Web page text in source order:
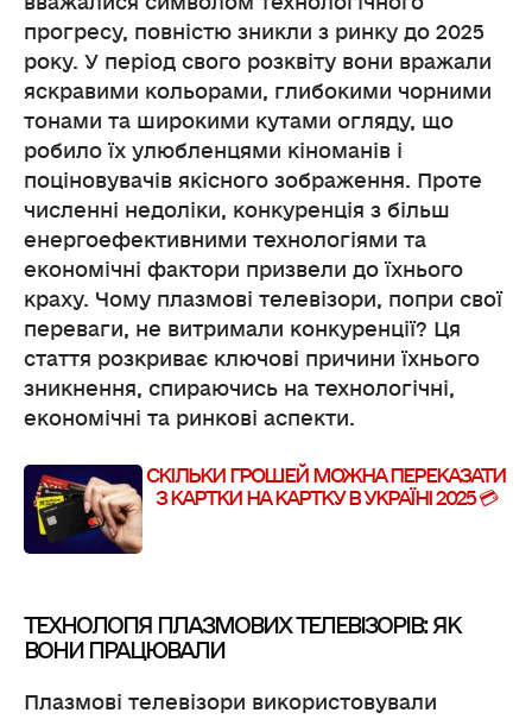
прогресу, повністю зникли з ринку до 2025
року. У період свого розквіту вони вражали
яскравими кольорами, глибокими чорними
тонами та широкими кутами огляду, що
робило їх улюбленцями кіноманів і
поціновувачів якісного зображення. Проте
численні недоліки, конкуренція з більш
енергоефективними технологіями та
економічні фактори призвели до їхнього
краху. Чому плазмові телевізори, попри свої
переваги, не витримали конкуренції? Ця
стаття розкриває ключові причини їхнього
зникнення, спираючись на технологічні,
економічні та ринкові аспекти.
СКІЛЬКИ ГРОШЕЙ МОЖНА ПЕРЕКАЗАТИ
З КАРТКИ НА КАРТКУ В УКРАЇНІ 2025 💳
ТЕХНОЛОГІЯ ПЛАЗМОВИХ ТЕЛЕВІЗОРІВ: ЯК
ВОНИ ПРАЦЮВАЛИ
Плазмові телевізори використовували